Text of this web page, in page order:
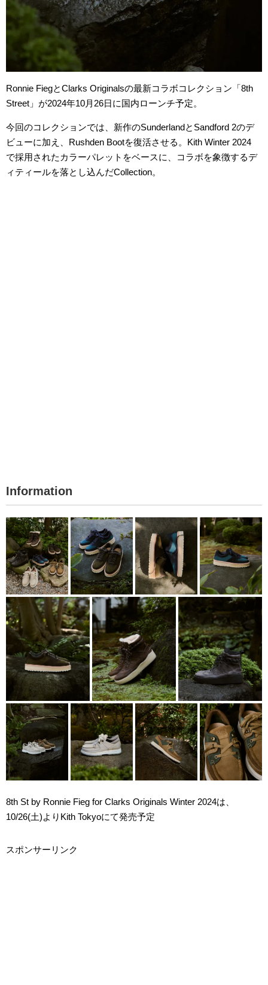
Ronnie FiegとClarks Originalsの最新コラボコレクション「8th
Street」が2024年10月26日に国内ローンチ予定。
今回のコレクションでは、新作のSunderlandとSandford 2のデ
ビューに加え、Rushden Bootを復活させる。Kith Winter 2024
で採用されたカラーパレットをベースに、コラボを象徴するデ
ィティールを落とし込んだCollection。
Information
8th St by Ronnie Fieg for Clarks Originals Winter 2024は、
10/26(土)よりKith Tokyoにて発売予定
スポンサーリンク